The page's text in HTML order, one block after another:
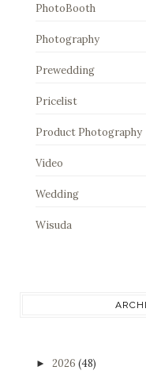
PhotoBooth
Photography
Prewedding
Pricelist
Product Photography
Video
Wedding
Wisuda
► 2026 (48)